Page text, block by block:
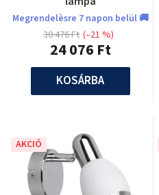
Megrendelèsre 7 napon belül 🚚
24 076 Ft
30 476 Ft (–21 %)
KOSÁRBA
AKCIÓ